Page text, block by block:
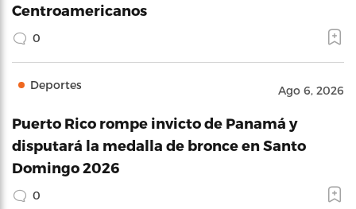
Centroamericanos
0
Deportes Ago 6, 2026
Puerto Rico rompe invicto de Panamá y
disputará la medalla de bronce en Santo
Domingo 2026
0